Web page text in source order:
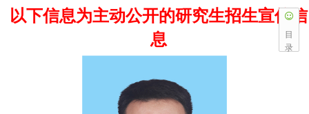
以下信息为主动公开的研究生招生宣传信
息
目
录